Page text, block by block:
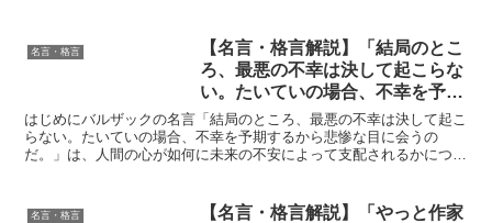
名言・格言
【名言・格言解説】「結局のとこ
ろ、最悪の不幸は決して起こらな
い。たいていの場合、不幸を予期
するから悲惨な目に会うのだ。」
by バルザックの深い意味と得ら
れる教訓
はじめにバルザックの名言「結局のところ、最悪の不幸は決して起こ
らない。たいていの場合、不幸を予期するから悲惨な目に会うの
だ。」は、人間の心が如何に未来の不安によって支配されるかについ
名言・格言
【名言・格言解説】「やっと作家